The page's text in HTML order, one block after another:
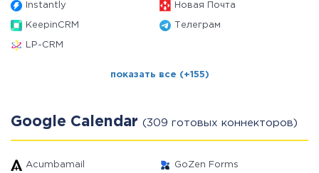
Instantly Новая Почта
KeepinCRM Телеграм
LP-CRM
показать все (+155)
Google Calendar (309 готовых коннекторов)
Acumbamail GoZen Forms